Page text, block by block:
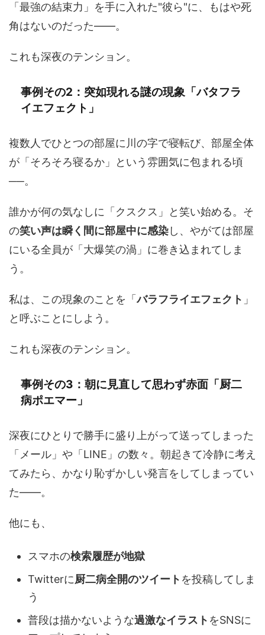
「最強の結束力」を手に入れた"彼ら"に、もはや死
角はないのだった——。
これも深夜のテンション。
事例その2：突如現れる謎の現象「バタフラ
イエフェクト」
複数人でひとつの部屋に川の字で寝転び、部屋全体
が「そろそろ寝るか」という雰囲気に包まれる頃
──。
誰かが何の気なしに「クスクス」と笑い始める。そ
の笑い声は瞬く間に部屋中に感染し、やがては部屋
にいる全員が「大爆笑の渦」に巻き込まれてしま
う。
私は、この現象のことを「バラフライエフェクト 」
と呼ぶことにしよう。
これも深夜のテンション。
事例その3：朝に見直して思わず赤面「厨二
病ポエマー」
深夜にひとりで勝手に盛り上がって送ってしまった
「メール」や「LINE」の数々。朝起きて冷静に考え
てみたら、かなり恥ずかしい発言をしてしまってい
た——。
他にも、
スマホの検索履歴が地獄
Twitterに厨二病全開のツイート を投稿してしま
う
普段は描かないような過激なイラスト をSNSに